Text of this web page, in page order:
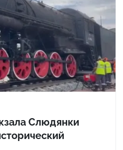
Слюдянки